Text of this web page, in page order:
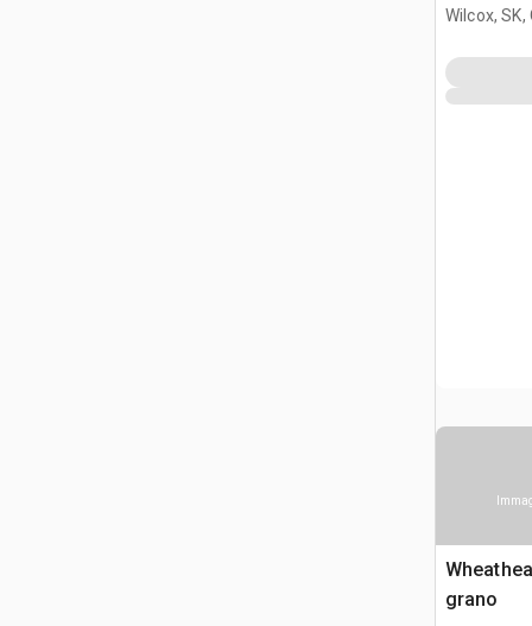
Wilcox, SK,
grano